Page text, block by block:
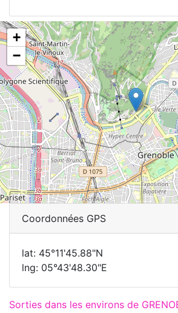
+
−
Coordonnées GPS
lat: 45°11'45.88"N
lng: 05°43'48.30"E
Sorties dans les environs de